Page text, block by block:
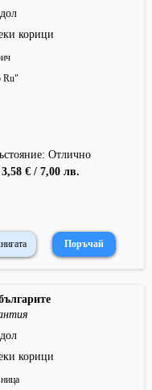
корици
Ru"
Отлично
3,58 € / 7,00 лв.
корици